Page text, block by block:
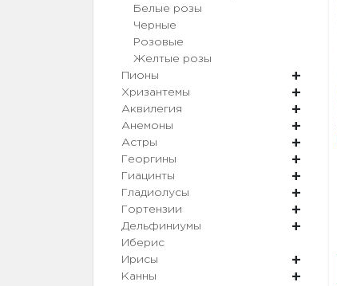
Белые розы
Черные
Розовые
Желтые розы
Пионы
Хризантемы
Аквилегия
Анемоны
Астры
Георгины
Гиацинты
Гладиолусы
Гортензии
Дельфиниумы
Иберис
Ирисы
Канны